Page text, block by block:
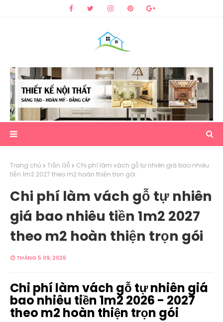
Trang chủ Trần Gỗ
Chi phí làm vách gỗ tự nhiên giá bao nhiêu
tiền 1m2 2027 theo m2 hoàn thiện trọn gói
Chi phí làm vách gỗ tự nhiên
giá bao nhiêu tiền 1m2 2027
theo m2 hoàn thiện trọn gói
THÁNG 5 09, 2026
Chi phí làm vách gỗ tự nhiên giá
bao nhiêu tiền 1m2 2026 - 2027
theo m2 hoàn thiện trọn gói